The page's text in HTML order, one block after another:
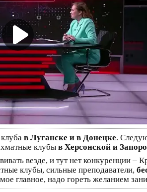
в Луганске и в Донецке.
клубы в Херсонской и
везде, и тут нет конкуренции
клубы, сильные преподаватели,
главное, надо гореть желанием